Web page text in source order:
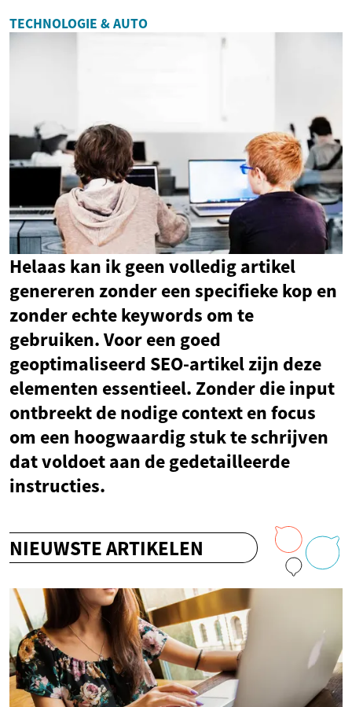
TECHNOLOGIE & AUTO
Helaas kan ik geen volledig artikel
genereren zonder een specifieke kop en
zonder echte keywords om te
gebruiken. Voor een goed
geoptimaliseerd SEO-artikel zijn deze
elementen essentieel. Zonder die input
ontbreekt de nodige context en focus
om een hoogwaardig stuk te schrijven
dat voldoet aan de gedetailleerde
instructies.
NIEUWSTE ARTIKELEN